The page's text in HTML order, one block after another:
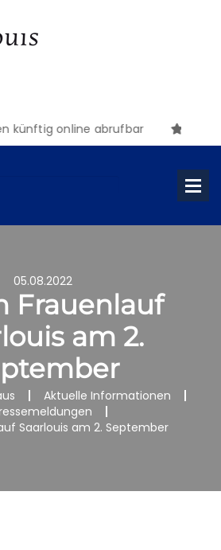
online abrufbar
05.08.2022
Frauenlauf
am 2.
Aktuelle Informationen
Saarlouis am 2. September